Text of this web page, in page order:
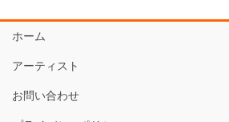
ホーム
アーティスト
お問い合わせ